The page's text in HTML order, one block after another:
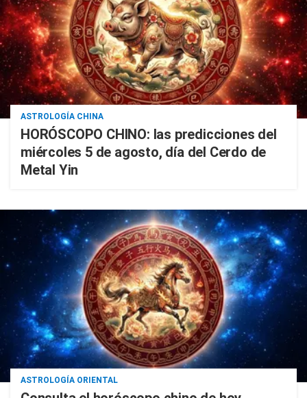
ASTROLOGÍA CHINA
HORÓSCOPO CHINO: las predicciones del
miércoles 5 de agosto, día del Cerdo de
Metal Yin
ASTROLOGÍA ORIENTAL